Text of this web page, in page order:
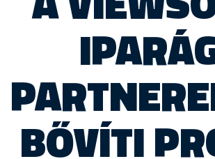
BŐVÍTI